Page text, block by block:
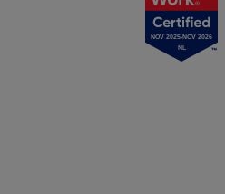
NOV 2025-NOV 2026
NL